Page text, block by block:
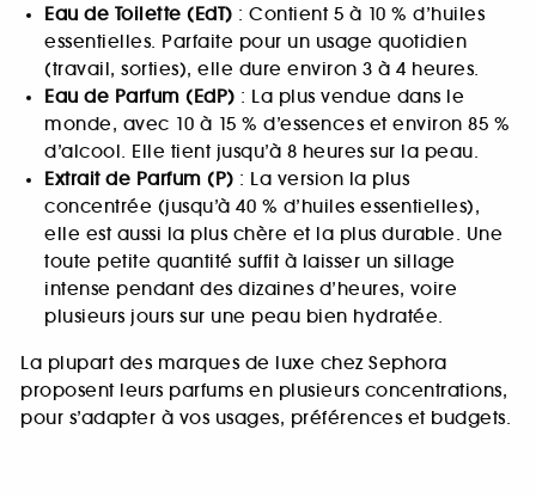
Eau de Toilette (EdT) : Contient 5 à 10 % d’huiles
essentielles. Parfaite pour un usage quotidien
(travail, sorties), elle dure environ 3 à 4 heures.
Eau de Parfum (EdP) : La plus vendue dans le
monde, avec 10 à 15 % d’essences et environ 85 %
d’alcool. Elle tient jusqu’à 8 heures sur la peau.
Extrait de Parfum (P) : La version la plus
concentrée (jusqu’à 40 % d’huiles essentielles),
elle est aussi la plus chère et la plus durable. Une
toute petite quantité suffit à laisser un sillage
intense pendant des dizaines d’heures, voire
plusieurs jours sur une peau bien hydratée.
La plupart des marques de luxe chez Sephora
proposent leurs parfums en plusieurs concentrations,
pour s’adapter à vos usages, préférences et budgets.